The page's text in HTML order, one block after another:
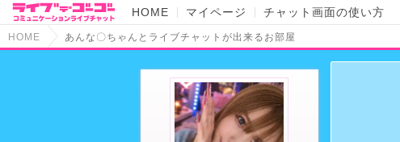
HOME マイページ チャット画面の使い方
HOME あんな〇ちゃんとライブチャットが出来るお部屋